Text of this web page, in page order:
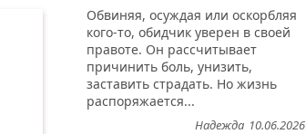
Обвиняя, осуждая или оскорбляя
кого-то, обидчик уверен в своей
правоте. Он рассчитывает
причинить боль, унизить,
заставить страдать. Но жизнь
распоряжается...
10.06.2026
Надежда